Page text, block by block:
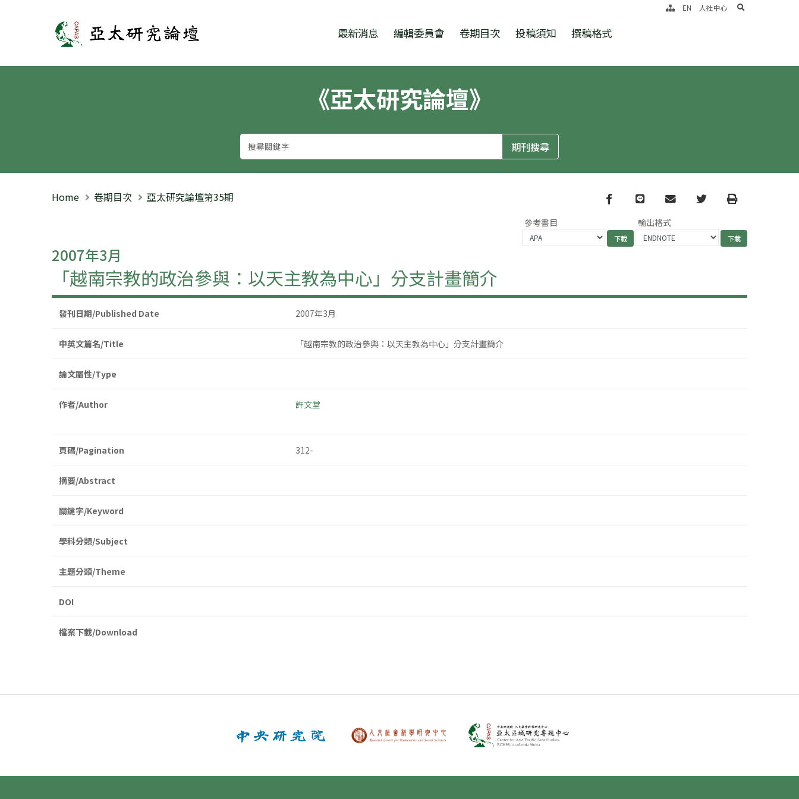
亞太研究論壇 最新消息 編輯委員會 卷期目次 投稿須知 撰稿格式
EN 人社中心 search
《亞太研究論壇》
Home 卷期目次 亞太研究論壇第35期 Facebook
line email TwitterPrint
參考書目 輸出格式
2007年3月
「越南宗教的政治參與：以天主教為中心」分支計畫簡介
發刊日期/Published Date 2007年3月
中英文篇名/Title 「越南宗教的政治參與：以天主教為中心」分支計畫簡介
論文屬性/Type
作者/Author 許文堂
頁碼/Pagination 312-
摘要/Abstract
關鍵字/Keyword
學科分類/Subject
主題分類/Theme
DOI
檔案下載/Download